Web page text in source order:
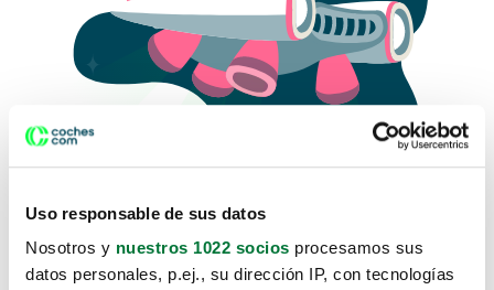
Uso responsable de sus datos
Nosotros y nuestros 1022 socios procesamos sus
datos personales, p.ej., su dirección IP, con tecnologías